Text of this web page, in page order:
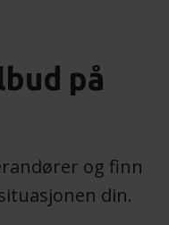
på
og finn
din.